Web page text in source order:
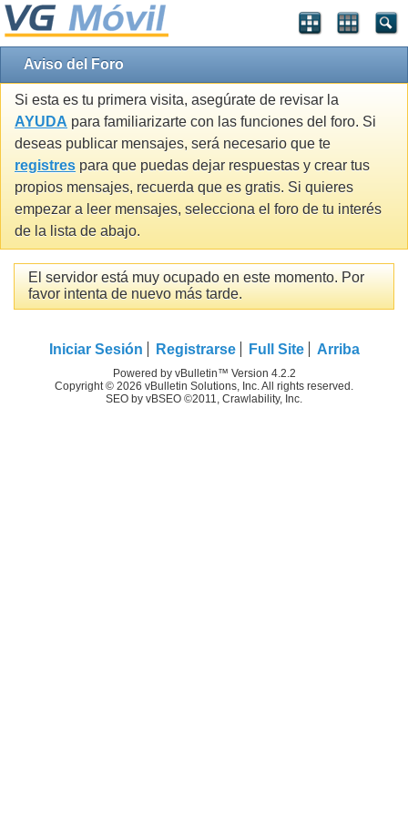
Aviso del Foro
Si esta es tu primera visita, asegúrate de revisar la
AYUDA para familiarizarte con las funciones del foro. Si
deseas publicar mensajes, será necesario que te
registres para que puedas dejar respuestas y crear tus
propios mensajes, recuerda que es gratis. Si quieres
empezar a leer mensajes, selecciona el foro de tu interés
de la lista de abajo.
El servidor está muy ocupado en este momento. Por
favor intenta de nuevo más tarde.
Iniciar Sesión Registrarse Full Site Arriba
Powered by vBulletin™ Version 4.2.2
Copyright © 2026 vBulletin Solutions, Inc. All rights reserved.
SEO by vBSEO ©2011, Crawlability, Inc.